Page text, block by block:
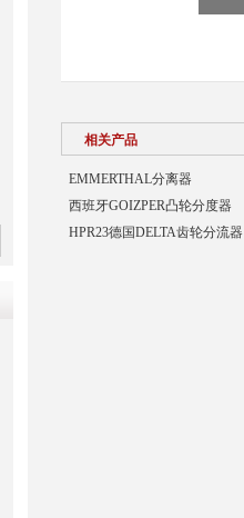
相关产品
EMMERTHAL分离器
西班牙GOIZPER凸轮分度器
HPR23德国DELTA齿轮分流器